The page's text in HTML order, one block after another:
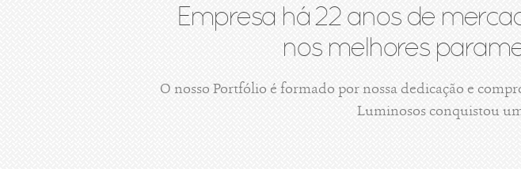
Empresa há 22 anos de
nos melhores
O nosso Portfólio é formado por nossa dedicação e
Luminosos conquistou